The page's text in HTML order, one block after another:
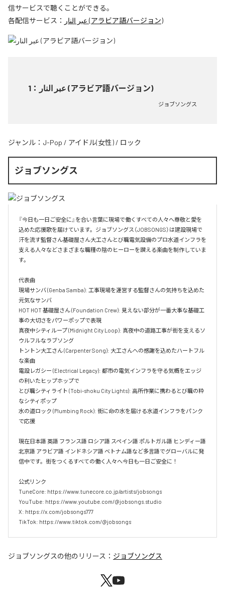
信サービスで聴くことができる。
各配信サービス：
عبر النار (アラビア語バージョン)
1 ： عبر النار (アラビア語バージョン)
ジョブソングス
ジャンル： J-Pop / アイドル(女性) / ロック
ジョブソングス
『今日も一日ご安全に』を合い言葉に現場で働くすべての人々へ尊敬と愛を
込めた応援歌を届けています。ジョブソングス（JOBSONGS）は建設現場で
汗を流す監督さん基礎屋さん大工さんとび職電気設備のプロ水道インフラを
支える人々などさまざまな職種の陰のヒーローを讃える楽曲を制作していま
す。
代表曲
現場サンバ (Genba Samba): 工事現場を運営する監督さんの気持ちを込めた
元気なサンバ
HOT HOT 基礎屋さん (Foundation Crew): 見えない部分が一番大事な基礎工
事の大切さをパワーポップで表現
真夜中シティループ (Midnight City Loop): 真夜中の道路工事が街を支えるソ
ウルフルなラブソング
トントン大工さん (Carpenter Song): 大工さんへの感謝を込めたハートフル
な楽曲
電設レガシー (Electrical Legacy): 都市の電気インフラを守る気概をエッジ
の利いたヒップホップで
とび職シティライト (Tobi-shoku City Lights): 高所作業に携わるとび職の粋
なシティポップ
水の道ロック (Plumbing Rock): 街に命の水を届ける水道インフラをパンク
で応援
現在日本語 英語 フランス語 ロシア語 スペイン語 ポルトガル語 ヒンディー語
北京語 アラビア語 インドネシア語 ベトナム語など多言語でグローバルに発
信中です。街をつくるすべての働く人々へ今日も一日ご安全に！
公式リンク
TuneCore: https://www.tunecore.co.jp/artists/jobsongs
YouTube: https://www.youtube.com/@jobsongs.studio
X: https://x.com/jobsongs777
TikTok: https://www.tiktok.com/@jobsongs
ジョブソングスの他のリリース： ジョブソングス